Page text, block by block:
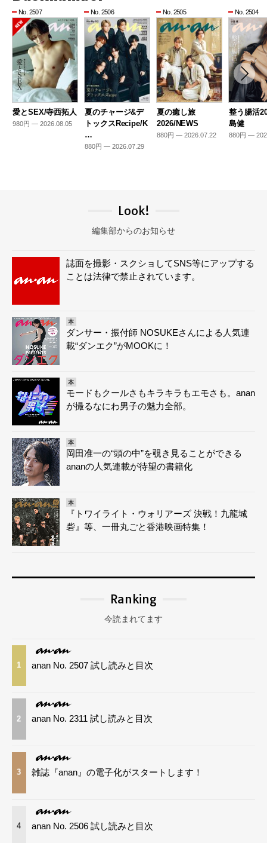
No. 2507
愛とSEX/寺西拓人
980円 — 2026.08.05
No. 2506
夏のチャージ&デ
トックスRecipe/K
…
880円 — 2026.07.29
No. 2505
夏の癒し旅
2026/NEWS
880円 — 2026.07.22
No. 2504
整う腸活
島健
880円 —
Look!
編集部からのお知らせ
誌面を撮影・スクショしてSNS等にアップする
ことは法律で禁止されています。
本
ダンサー・振付師 NOSUKEさんによる人気連
載“ダンエク”がMOOKに！
本
モードもクールさもキラキラもエモさも。anan
が撮るなにわ男子の魅力全部。
本
岡田准一の“頭の中”を覗き見ることができる
ananの人気連載が待望の書籍化
本
『トワイライト・ウォリアーズ 決戦！九龍城
砦』等、一冊丸ごと香港映画特集！
Ranking
今読まれてます
1 anan No. 2507 試し読みと目次
2 anan No. 2311 試し読みと目次
3 雑誌『anan』の電子化がスタートします！
4 anan No. 2506 試し読みと目次